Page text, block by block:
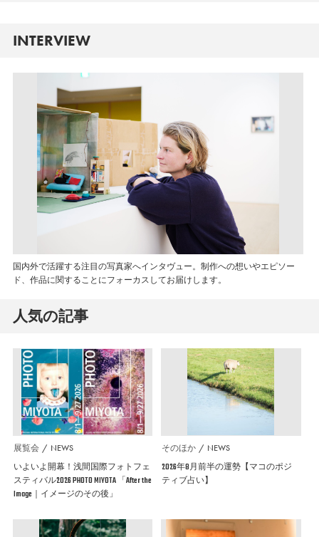
INTERVIEW
国内外で活躍する注目の写真家へインタヴュー。制作への想いやエピソー
ド、作品に関することにフォーカスしてお届けします。
人気の記事
展覧会 NEWS
いよいよ開幕！浅間国際フォトフェ
スティバル2026 PHOTO MIYOTA 「After the
Image｜イメージのその後」
そのほか NEWS
2026年8月前半の運勢【マコのポジ
ティブ占い】